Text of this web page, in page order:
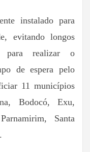
instalado para
evitando longos
para realizar o
de espera pelo
11 municípios
Bodocó, Exu,
Santa